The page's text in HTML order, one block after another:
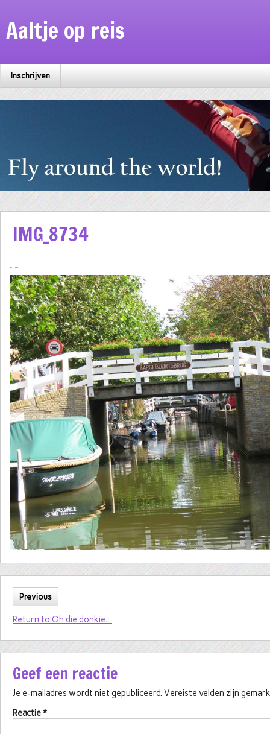
Aaltje op reis
Inschrijven
IMG_8734
Previous
Return to Oh die donkie…
Geef een reactie
Je e-mailadres wordt niet gepubliceerd. Vereiste velden zijn
Reactie*